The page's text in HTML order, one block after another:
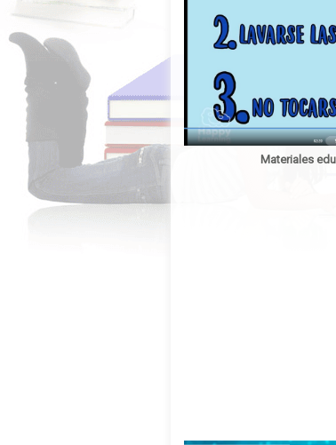
Materiales